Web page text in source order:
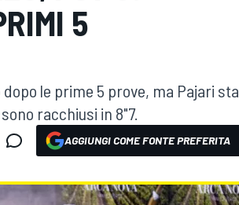
5
le prime 5 prove, ma Pajari sta
racchiusi in 8"7.
AGGIUNGI COME FONTE PREFERITA